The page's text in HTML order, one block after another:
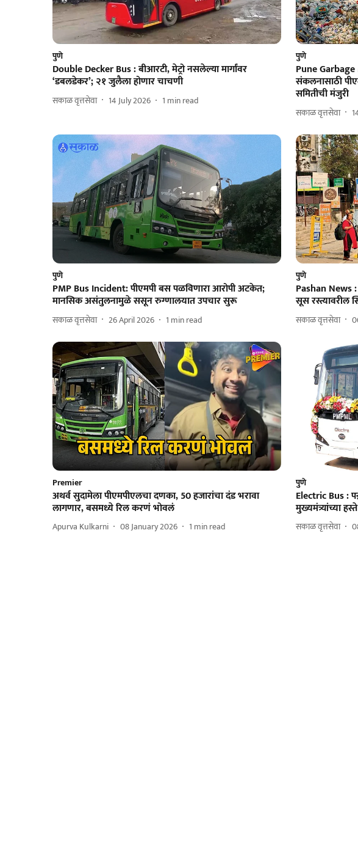
पुणे
Double Decker Bus : बीआरटी, मेट्रो नसलेल्या मार्गांवर
‘डबलडेकर’; २१ जुलैला होणार चाचणी
सकाळ वृत्तसेवा 14 July 2026 1 min read
पुणे
Pune
संकलनासाठी
समितीची मंजुरी
सकाळ वृत्तसेवा
पुणे
PMP Bus Incident: पीएमपी बस पळविणारा आरोपी अटकेत;
मानसिक असंतुलनामुळे ससून रुग्णालयात उपचार सुरू
सकाळ वृत्तसेवा 26 April 2026 1 min read
पुणे
Pashan News :
सूस रस्त्यावरील
सकाळ वृत्तसेवा
Premier
अथर्व सुदामेला पीएमपीएलचा दणका, 50 हजारांचा दंड भरावा
लागणार, बसमध्ये रिल करणं भोवलं
Apurva Kulkarni 08 January 2026 1 min read
पुणे
Electric Bus :
मुख्यमंत्र्यांच्या
सकाळ वृत्तसेवा